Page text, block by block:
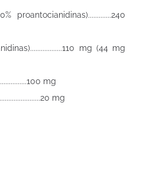
proantocianidinas).............240
mg (44 mg
mg
mg